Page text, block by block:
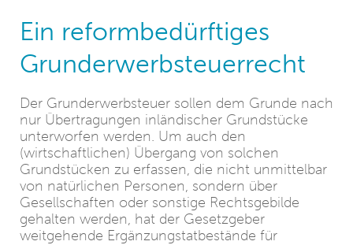
Ein reformbedürftiges
Grunderwerbsteuerrecht
Der Grunderwerbsteuer sollen dem Grunde nach
nur Übertragungen inländischer Grundstücke
unterworfen werden. Um auch den
(wirtschaftlichen) Übergang von solchen
Grundstücken zu erfassen, die nicht unmittelbar
von natürlichen Personen, sondern über
Gesellschaften oder sonstige Rechtsgebilde
gehalten werden, hat der Gesetzgeber
weitgehende Ergänzungstatbestände für